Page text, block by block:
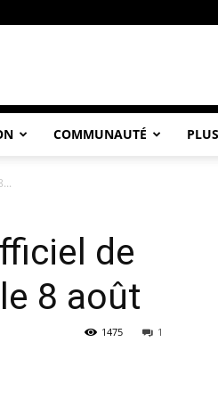
COMMUNAUTÉ PLUS
de
8 août
1
1475